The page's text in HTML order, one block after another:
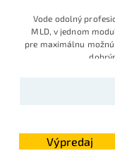
Vode odolný
MLD, v jednom
pre maximálnu
Výpredaj